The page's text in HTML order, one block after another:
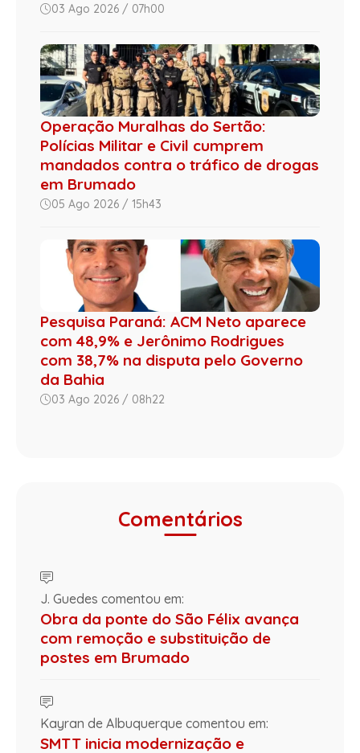
03 Ago 2026 / 07h00
Operação Muralhas do Sertão:
Polícias Militar e Civil cumprem
mandados contra o tráfico de drogas
em Brumado
05 Ago 2026 / 15h43
Pesquisa Paraná: ACM Neto aparece
com 48,9% e Jerônimo Rodrigues
com 38,7% na disputa pelo Governo
da Bahia
03 Ago 2026 / 08h22
Comentários
J. Guedes comentou em:
Obra da ponte do São Félix avança
com remoção e substituição de
postes em Brumado
Kayran de Albuquerque comentou em:
SMTT inicia modernização e